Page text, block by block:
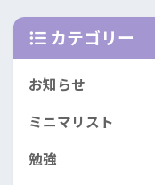
カテゴリー
お知らせ
ミニマリスト
勉強